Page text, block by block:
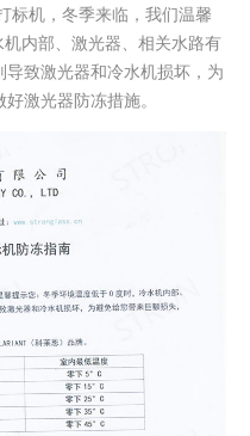
标机，冬季来临，我们温馨
内部、激光器、相关水路有
致激光器和冷水机损坏，为
激光器防冻措施。